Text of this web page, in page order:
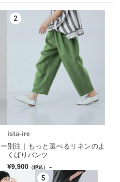
2
ista-ire
別注｜もっと選べるリネンのよ
くばりパンツ
¥9,900（税込）～
5